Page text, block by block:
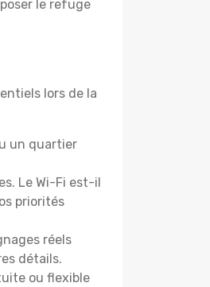
le refuge
lors de la
un quartier
Le Wi-Fi est-il
priorités
réels
détails.
ou flexible